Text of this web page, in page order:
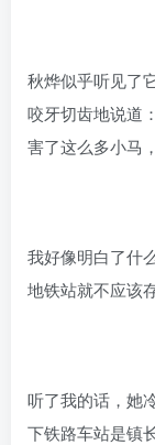
秋烨似乎听见了
咬牙切齿地说道
害了这么多小马
我好像明白了什
地铁站就不应该
听了我的话，她
下铁路车站是镇